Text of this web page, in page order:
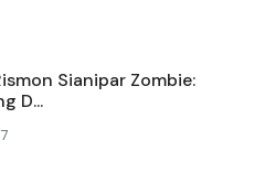
Sianipar Zombie:
D...